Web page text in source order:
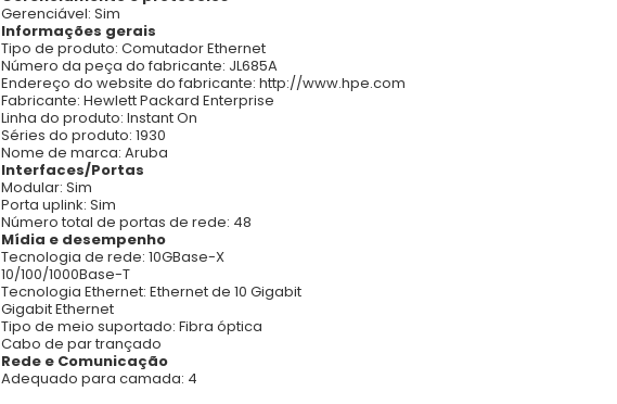
Gerenciável: Sim
Informações gerais
Tipo de produto: Comutador Ethernet
Número da peça do fabricante: JL685A
Endereço do website do fabricante: http://www.hpe.com
Fabricante: Hewlett Packard Enterprise
Linha do produto: Instant On
Séries do produto: 1930
Nome de marca: Aruba
Interfaces/Portas
Modular: Sim
Porta uplink: Sim
Número total de portas de rede: 48
Mídia e desempenho
Tecnologia de rede: 10GBase-X
10/100/1000Base-T
Tecnologia Ethernet: Ethernet de 10 Gigabit
Gigabit Ethernet
Tipo de meio suportado: Fibra óptica
Cabo de par trançado
Rede e Comunicação
Adequado para camada: 4